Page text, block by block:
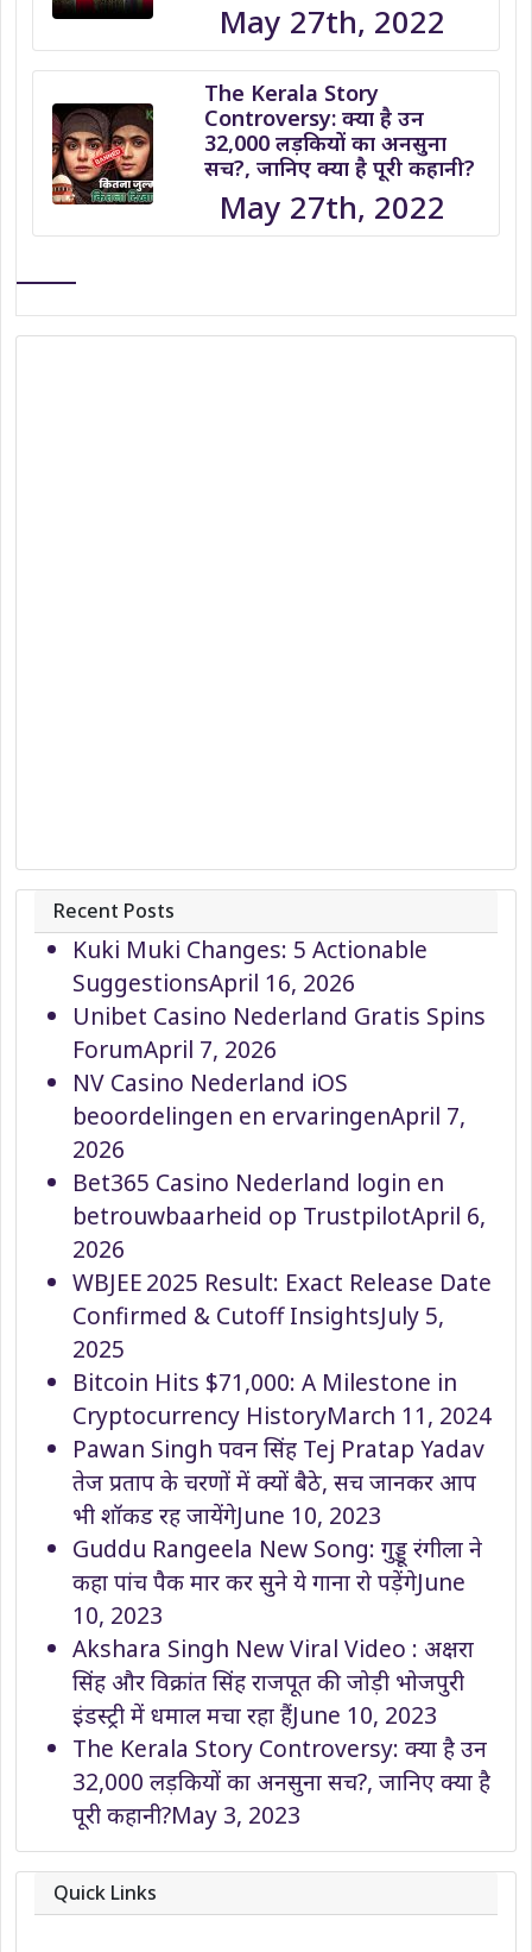
May 27th, 2022
The Kerala Story
Controversy: क्या है उन
32,000 लड़कियों का अनसुना
सच?, जानिए क्या है पूरी कहानी?
May 27th, 2022
Recent Posts
Kuki Muki Changes: 5 Actionable
SuggestionsApril 16, 2026
Unibet Casino Nederland Gratis Spins
ForumApril 7, 2026
NV Casino Nederland iOS
beoordelingen en ervaringenApril 7,
2026
Bet365 Casino Nederland login en
betrouwbaarheid op TrustpilotApril 6,
2026
WBJEE 2025 Result: Exact Release Date
Confirmed & Cutoff InsightsJuly 5,
2025
Bitcoin Hits $71,000: A Milestone in
Cryptocurrency HistoryMarch 11, 2024
Pawan Singh पवन सिंह Tej Pratap Yadav
तेज प्रताप के चरणों में क्यों बैठे, सच जानकर आप
भी शॉकड रह जायेंगेJune 10, 2023
Guddu Rangeela New Song: गुड्डू रंगीला ने
कहा पांच पैक मार कर सुने ये गाना रो पड़ेंगेJune
10, 2023
Akshara Singh New Viral Video : अक्षरा
सिंह और विक्रांत सिंह राजपूत की जोड़ी भोजपुरी
इंडस्ट्री में धमाल मचा रहा हैंJune 10, 2023
The Kerala Story Controversy: क्या है उन
32,000 लड़कियों का अनसुना सच?, जानिए क्या है
पूरी कहानी?May 3, 2023
Quick Links